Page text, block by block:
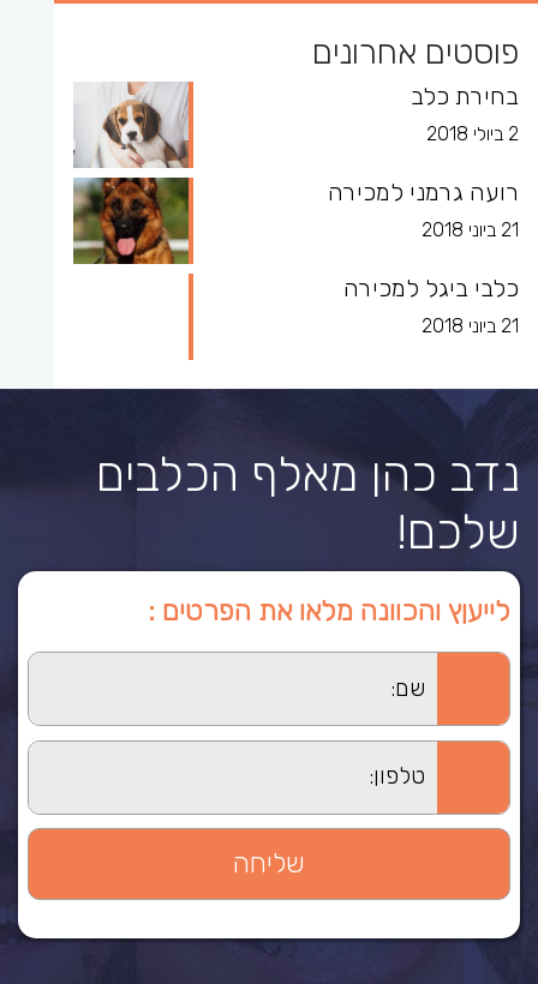
פוסטים אחרונים
בחירת כלב
2 ביולי 2018
רועה גרמני למכירה
21 ביוני 2018
כלבי ביגל למכירה
21 ביוני 2018
נדב כהן מאלף הכלבים
שלכם!
לייעןץ והכוונה מלאו את הפרטים :